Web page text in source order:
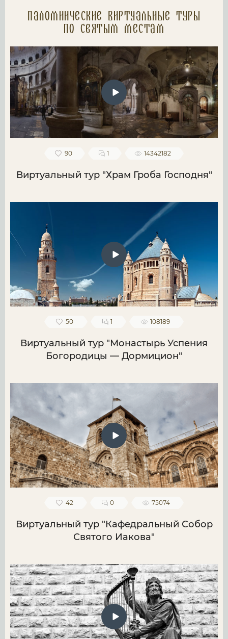
Паломнические Виртуальные туры
по святым местам
90 1 14342182
Виртуальный тур "Храм Гроба Господня"
50 1 108189
Виртуальный тур "Монастырь Успения
Богородицы — Дормицион"
42 0 75074
Виртуальный тур "Кафедральный Собор
Святого Иакова"